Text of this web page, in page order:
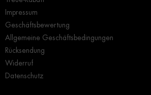
Impressum
Geschäftsbewertung
Allgemeine Geschäftsbedingungen
Rücksendung
Widerruf
Datenschutz